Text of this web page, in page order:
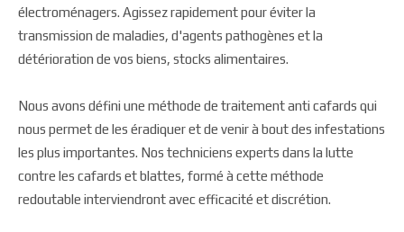
électroménagers. Agissez rapidement pour éviter la
transmission de maladies, d'agents pathogènes et la
détérioration de vos biens, stocks alimentaires.
Nous avons défini une méthode de traitement anti cafards qui
nous permet de les éradiquer et de venir à bout des infestations
les plus importantes. Nos techniciens experts dans la lutte
contre les cafards et blattes, formé à cette méthode
redoutable interviendront avec efficacité et discrétion.